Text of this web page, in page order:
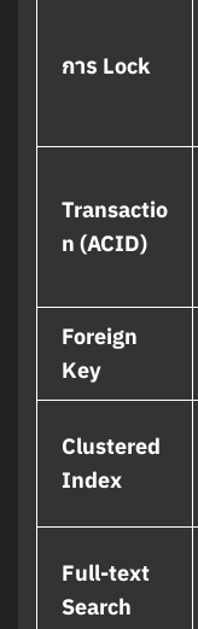
การ Lock
Transactio
n (ACID)
Foreign
Key
Clustered
Index
Full-text
Search